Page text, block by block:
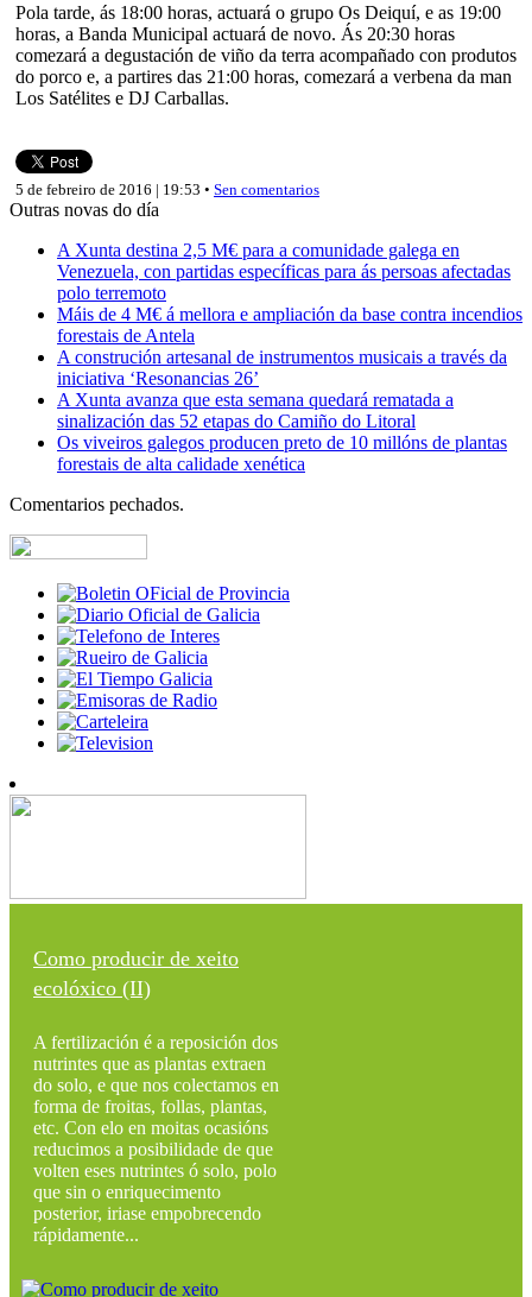
Pola tarde, ás 18:00 horas, actuará o grupo Os Deiquí, e as 19:00
horas, a Banda Municipal actuará de novo. Ás 20:30 horas
comezará a degustación de viño da terra acompañado con produtos
do porco e, a partires das 21:00 horas, comezará a verbena da man
Los Satélites e DJ Carballas.
5 de febreiro de 2016 | 19:53 • Sen comentarios
Outras novas do día
A Xunta destina 2,5 M€ para a comunidade galega en
Venezuela, con partidas específicas para ás persoas afectadas
polo terremoto
Máis de 4 M€ á mellora e ampliación da base contra incendios
forestais de Antela
A construción artesanal de instrumentos musicais a través da
iniciativa ‘Resonancias 26’
A Xunta avanza que esta semana quedará rematada a
sinalización das 52 etapas do Camiño do Litoral
Os viveiros galegos producen preto de 10 millóns de plantas
forestais de alta calidade xenética
Comentarios pechados.
Como producir de xeito
ecolóxico (II)
A fertilización é a reposición dos
nutrintes que as plantas extraen
do solo, e que nos colectamos en
forma de froitas, follas, plantas,
etc. Con elo en moitas ocasións
reducimos a posibilidade de que
volten eses nutrintes ó solo, polo
que sin o enriquecimento
posterior, iriase empobrecendo
rápidamente...